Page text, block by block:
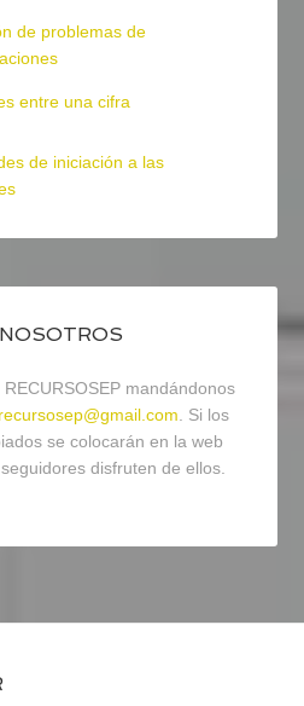
de problemas de
entre una cifra
de iniciación a las
mandándonos
. Si los
se colocarán en la web
disfruten de ellos.